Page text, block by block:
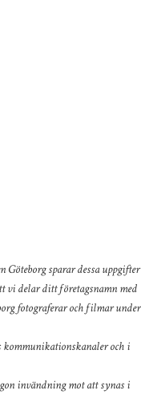
sparar dessa uppgifter
vi delar ditt företagsnamn med
fotograferar och filmar under
kommunikationskanaler och i
invändning mot att synas i